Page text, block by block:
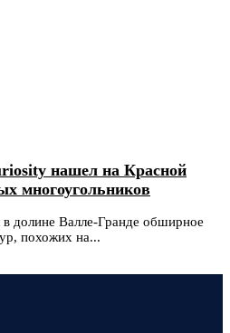
нашел на Красной
многоугольников
долине Валле-Гранде обширное
похожих на...